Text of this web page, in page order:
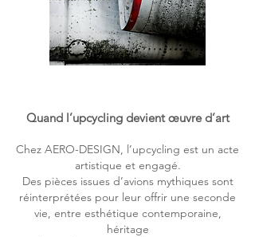
Quand l’upcycling devient œuvre d’art
Chez AERO-DESIGN, l’upcycling est un acte
artistique et engagé.
Des pièces issues d’avions mythiques sont
réinterprétées pour leur offrir une seconde
vie, entre esthétique contemporaine,
héritage